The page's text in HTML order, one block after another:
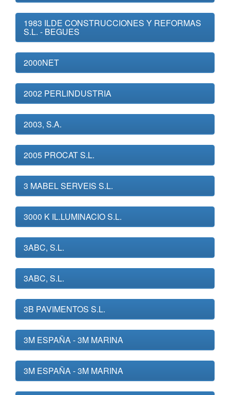
1983 ILDE CONSTRUCCIONES Y REFORMAS
S.L. - BEGUES
2000NET
2002 PERLINDUSTRIA
2003, S.A.
2005 PROCAT S.L.
3 MABEL SERVEIS S.L.
3000 K IL.LUMINACIO S.L.
3ABC, S.L.
3ABC, S.L.
3B PAVIMENTOS S.L.
3M ESPAÑA - 3M MARINA
3M ESPAÑA - 3M MARINA